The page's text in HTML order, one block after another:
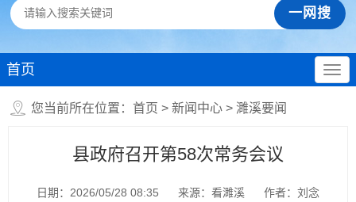
首页
您当前所在位置： 首页 > 新闻中心 > 濉溪要闻
县政府召开第58次常务会议
日期：2026/05/28 08:35 来源：看濉溪
作者：刘念